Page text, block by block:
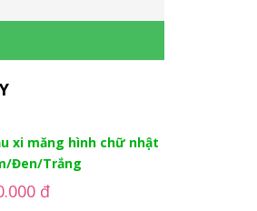
xi măng hình chữ nhật
Đen/Trắng
đ